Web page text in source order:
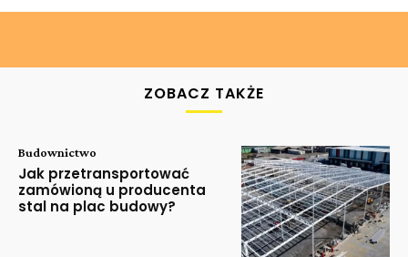
ZOBACZ TAKŻE
Budownictwo
Jak przetransportować
zamówioną u producenta
stal na plac budowy?